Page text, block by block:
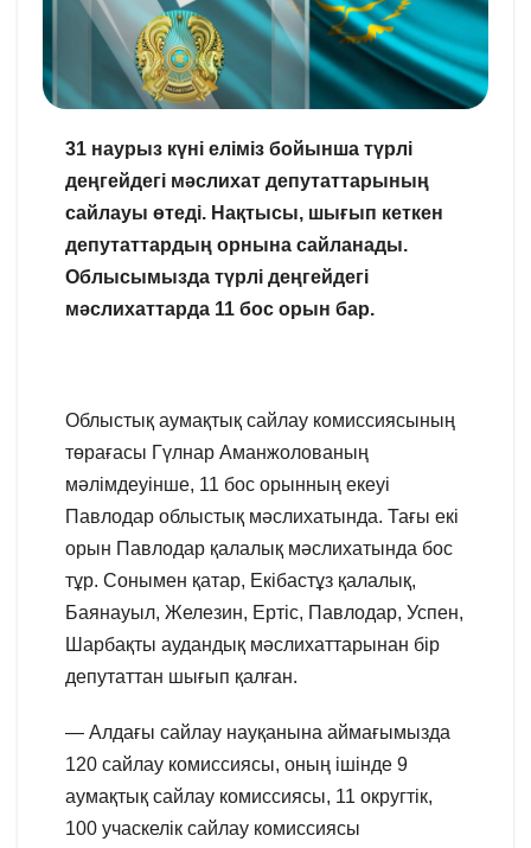
31 наурыз күні еліміз бойынша түрлі
деңгейдегі мәслихат депутаттарының
сайлауы өтеді. Нақтысы, шығып кеткен
депутаттардың орнына сайланады.
Облысымызда түрлі деңгейдегі
мәслихаттарда 11 бос орын бар.
Облыстық аумақтық сайлау комиссиясының
төрағасы Гүлнар Аманжолованың
мәлімдеуінше, 11 бос орынның екеуі
Павлодар облыстық мәслихатында. Тағы екі
орын Павлодар қалалық мәслихатында бос
тұр. Сонымен қатар, Екібастұз қалалық,
Баянауыл, Железин, Ертіс, Павлодар, Успен,
Шарбақты аудандық мәслихаттарынан бір
депутаттан шығып қалған.
— Алдағы сайлау науқанына аймағымызда
120 сайлау комиссиясы, оның ішінде 9
аумақтық сайлау комиссиясы, 11 округтік,
100 учаскелік сайлау комиссиясы